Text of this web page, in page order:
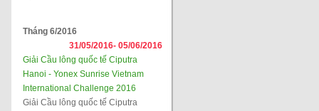
Tháng 6/2016
31/05/2016- 05/06/2016
Giải Cầu lông quốc tế Ciputra
Hanoi - Yonex Sunrise Vietnam
International Challenge 2016
Giải Cầu lông quốc tế Ciputra